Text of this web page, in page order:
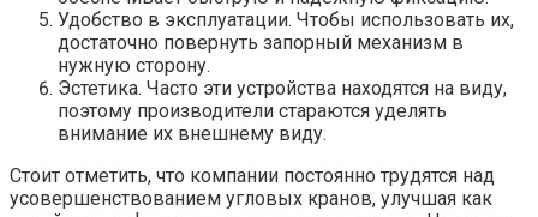
Удобство в эксплуатации. Чтобы использовать их,
достаточно повернуть запорный механизм в
нужную сторону.
Эстетика. Часто эти устройства находятся на виду,
поэтому производители стараются уделять
внимание их внешнему виду.
Стоит отметить, что компании постоянно трудятся над
усовершенствованием угловых кранов, улучшая как